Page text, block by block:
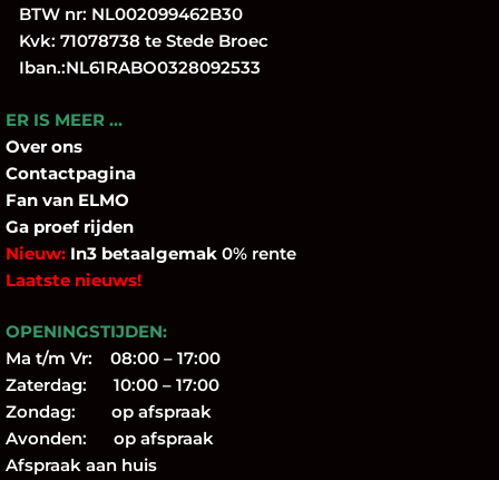
BTW nr: NL002099462B30
Kvk: 71078738 te Stede Broec
Iban.:NL61RABO0328092533
ER IS MEER …
Over ons
Contactpagina
Fan van ELMO
Ga proef rijden
Nieuw: In3 betaalgemak 0% rente
Laatste nieuws!
OPENINGSTIJDEN:
Ma t/m Vr: 08:00 – 17:00
Zaterdag: 10:00 – 17:00
Zondag: op afspraak
Avonden: op afspraak
Afspraak aan huis